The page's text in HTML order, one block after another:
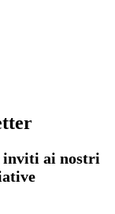
inviti ai nostri